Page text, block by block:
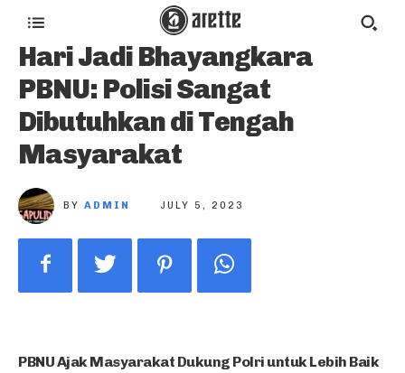
Hari Jadi Bhayangkara
PBNU: Polisi Sangat
Dibutuhkan di Tengah
Masyarakat
BY ADMIN JULY 5, 2023
PBNU Ajak Masyarakat Dukung Polri untuk Lebih Baik